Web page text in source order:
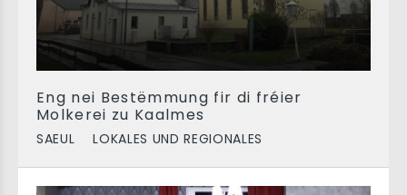
Eng nei Bestëmmung fir di fréier
Molkerei zu Kaalmes
SAEUL LOKALES UND REGIONALES